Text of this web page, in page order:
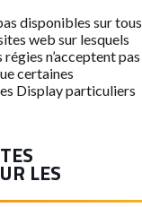
disponibles sur tous
web sur lesquels
n’acceptent pas
certaines
Display particuliers
LES